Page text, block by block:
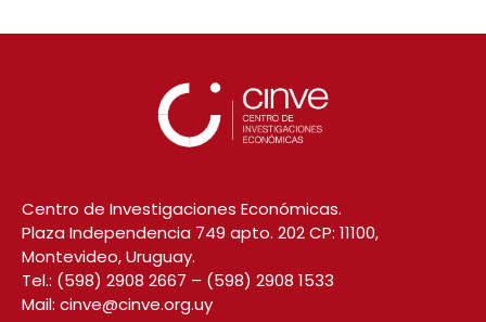
Centro de Investigaciones Económicas.
Plaza Independencia 749 apto. 202 CP: 11100,
Montevideo, Uruguay.
Tel.: (598) 2908 2667 – (598) 2908 1533
Mail: cinve@cinve.org.uy